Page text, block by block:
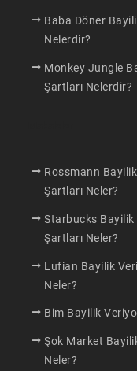
Baba Döner
Nelerdir?
Monkey Jungle
Şartları Nelerdir?
Rossmann
Şartları Neler?
Starbucks
Şartları Neler?
Lufian Bayilik
Neler?
Bim Bayilik
Şok Market
Neler?